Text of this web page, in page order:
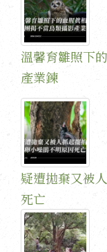
溫馨育雛照下
產業鍊
疑遭拋棄又被
死亡